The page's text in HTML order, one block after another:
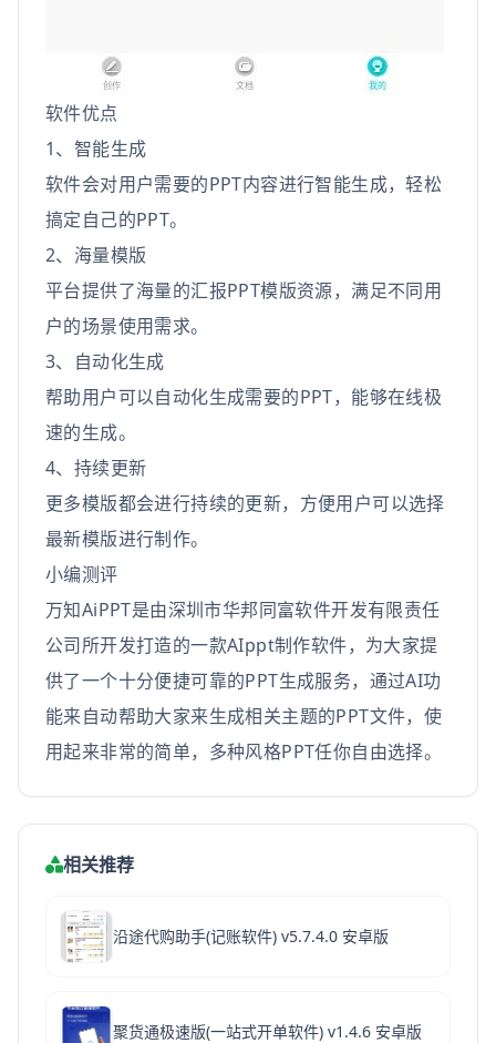
软件优点
1、智能生成
软件会对用户需要的PPT内容进行智能生成，轻松
搞定自己的PPT。
2、海量模版
平台提供了海量的汇报PPT模版资源，满足不同用
户的场景使用需求。
3、自动化生成
帮助用户可以自动化生成需要的PPT，能够在线极
速的生成。
4、持续更新
更多模版都会进行持续的更新，方便用户可以选择
最新模版进行制作。
小编测评
万知AiPPT是由深圳市华邦同富软件开发有限责任
公司所开发打造的一款AIppt制作软件，为大家提
供了一个十分便捷可靠的PPT生成服务，通过AI功
能来自动帮助大家来生成相关主题的PPT文件，使
用起来非常的简单，多种风格PPT任你自由选择。
相关推荐
沿途代购助手(记账软件) v5.7.4.0 安卓版
聚货通极速版(一站式开单软件) v1.4.6 安卓版